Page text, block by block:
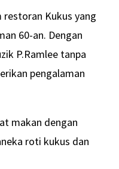
restoran Kukus yang
60-an. Dengan
P.Ramlee tanpa
pengalaman
makan dengan
roti kukus dan